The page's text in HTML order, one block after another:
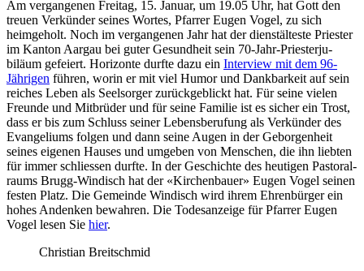
Am ver­gan­genen Fre­itag, 15. Jan­u­ar, um 19.05 Uhr, hat Gott den
treuen Verkün­der seines Wortes, Pfar­rer Eugen Vogel, zu sich
heimge­holt. Noch im ver­gan­genen Jahr hat der dien­stäl­teste Priester
im Kan­ton Aar­gau bei guter Gesund­heit sein 70-Jahr-Priester­ju­
biläum gefeiert. Hor­i­zonte durfte dazu ein Inter­view mit dem 96-
Jähri­gen führen, worin er mit viel Humor und Dankbarkeit auf sein
reich­es Leben als Seel­sorg­er zurück­ge­blickt hat. Für seine vie­len
Fre­unde und Mit­brüder und für seine Fam­i­lie ist es sich­er ein Trost,
dass er bis zum Schluss sein­er Lebens­beru­fung als Verkün­der des
Evan­geli­ums fol­gen und dann seine Augen in der Gebor­gen­heit
seines eige­nen Haus­es und umgeben von Men­schen, die ihn liebten
für immer schliessen durfte. In der Geschichte des heuti­gen Pas­toral­
raums Brugg-Windisch hat der «Kirchen­bauer» Eugen Vogel seinen
fes­ten Platz. Die Gemeinde Windisch wird ihrem Ehren­bürg­er ein
hohes Andenken bewahren. Die Tode­sanzeige für Pfar­rer Eugen
Vogel lesen Sie hier.
Christian Breitschmid